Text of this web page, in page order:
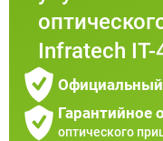
Infratech IT-
Официальный
Гарантийное
оптического